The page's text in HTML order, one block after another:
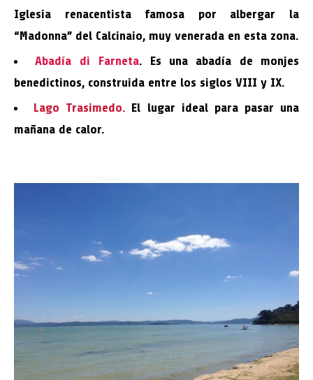
Iglesia renacentista famosa por albergar la
“Madonna” del Calcinaio, muy venerada en esta zona.
Abadía di Farneta. Es una abadía de monjes
benedictinos, construida entre los siglos VIII y IX.
Lago Trasimedo. El lugar ideal para pasar una
mañana de calor.